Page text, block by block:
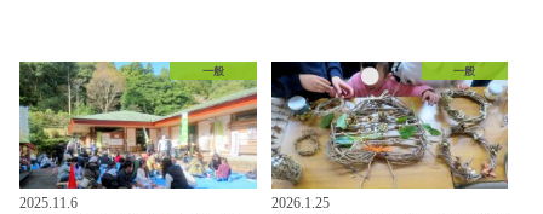
一般
2025.11.6
一般
2026.1.25